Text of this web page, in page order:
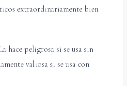
extraordinariamente bien
hace peligrosa si se usa sin
valiosa si se usa con